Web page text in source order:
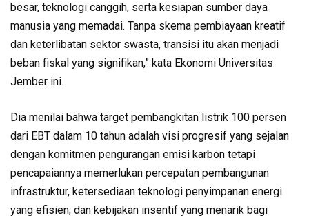
besar, teknologi canggih, serta kesiapan sumber daya
manusia yang memadai. Tanpa skema pembiayaan kreatif
dan keterlibatan sektor swasta, transisi itu akan menjadi
beban fiskal yang signifikan,” kata Ekonomi Universitas
Jember ini.
Dia menilai bahwa target pembangkitan listrik 100 persen
dari EBT dalam 10 tahun adalah visi progresif yang sejalan
dengan komitmen pengurangan emisi karbon tetapi
pencapaiannya memerlukan percepatan pembangunan
infrastruktur, ketersediaan teknologi penyimpanan energi
yang efisien, dan kebijakan insentif yang menarik bagi